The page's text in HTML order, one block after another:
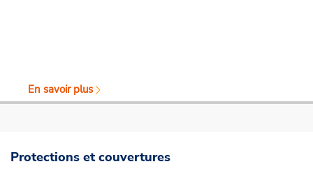
En savoir plus
Protections et couvertures